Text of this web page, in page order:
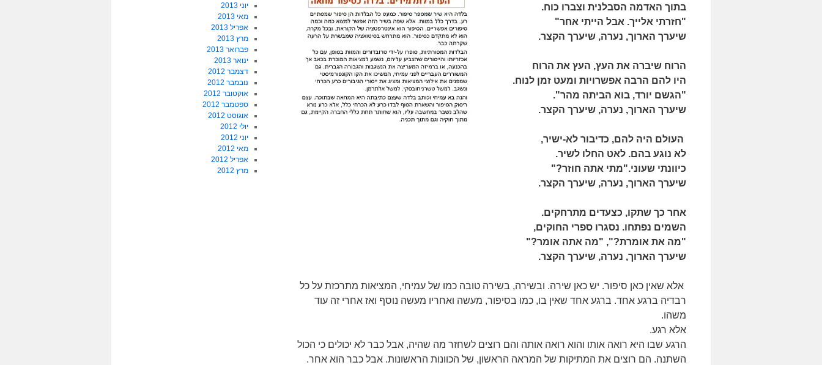
בתוך האדמה הסבלנית וצברו כוח.
"חזרתי אלייך. אבל הייתי אחר"
שיערך הארוך, נערה, שיערך הקצר.
הרוח שיברה את העץ, העץ את הרוח
היו להם הרבה אפשרויות ומעט זמן לנוח.
"הגשם יורד, בוא הביתה מהר".
שיערך הארוך, נערה, שיערך הקצר.
העולם היה להם, כדיבור לא-ישיר,
לא נוגע בהם. לאט החלו לשיר.
כיוונתי שעוני."מתי אתה חוזר?"
שיערך הארוך, נערה, שיערך הקצר.
אחר כך שתקו, כצעדים מתרחקים.
השמים נפתחו. נסגרו ספרי החוקים,
"מה את אומרת?", "מה אתה אומר?"
שיערך הארוך, נערה, שיערך הקצר.
אלא שאין כאן סיפור. יש כאן שירה. ובשירה, בשירה טובה כמו של עמיחי, המציאות מתרכזת על כל
רבדיה ברגע אחד. ברגע אחד שאין בו, כמו בסיפור, מעשה ואחריו מעשה נוסף ואז אחרי זה עוד
משהו.
אלא רגע.
הרגע שבו היא רואה אותו והוא רואה אותה והם רוצים לשחזר מה שהיה, אבל כבר לא יכולים כי הכול
השתנה. הם רוצים את המתיקות של המראה הראשון, של הכוונות הראשונות. אבל כבר הוא אחר.
יוני 2013
מאי 2013
אפריל 2013
מרץ 2013
פברואר 2013
ינואר 2013
דצמבר 2012
נובמבר 2012
אוקטובר 2012
ספטמבר 2012
אוגוסט 2012
יולי 2012
יוני 2012
מאי 2012
אפריל 2012
מרץ 2012